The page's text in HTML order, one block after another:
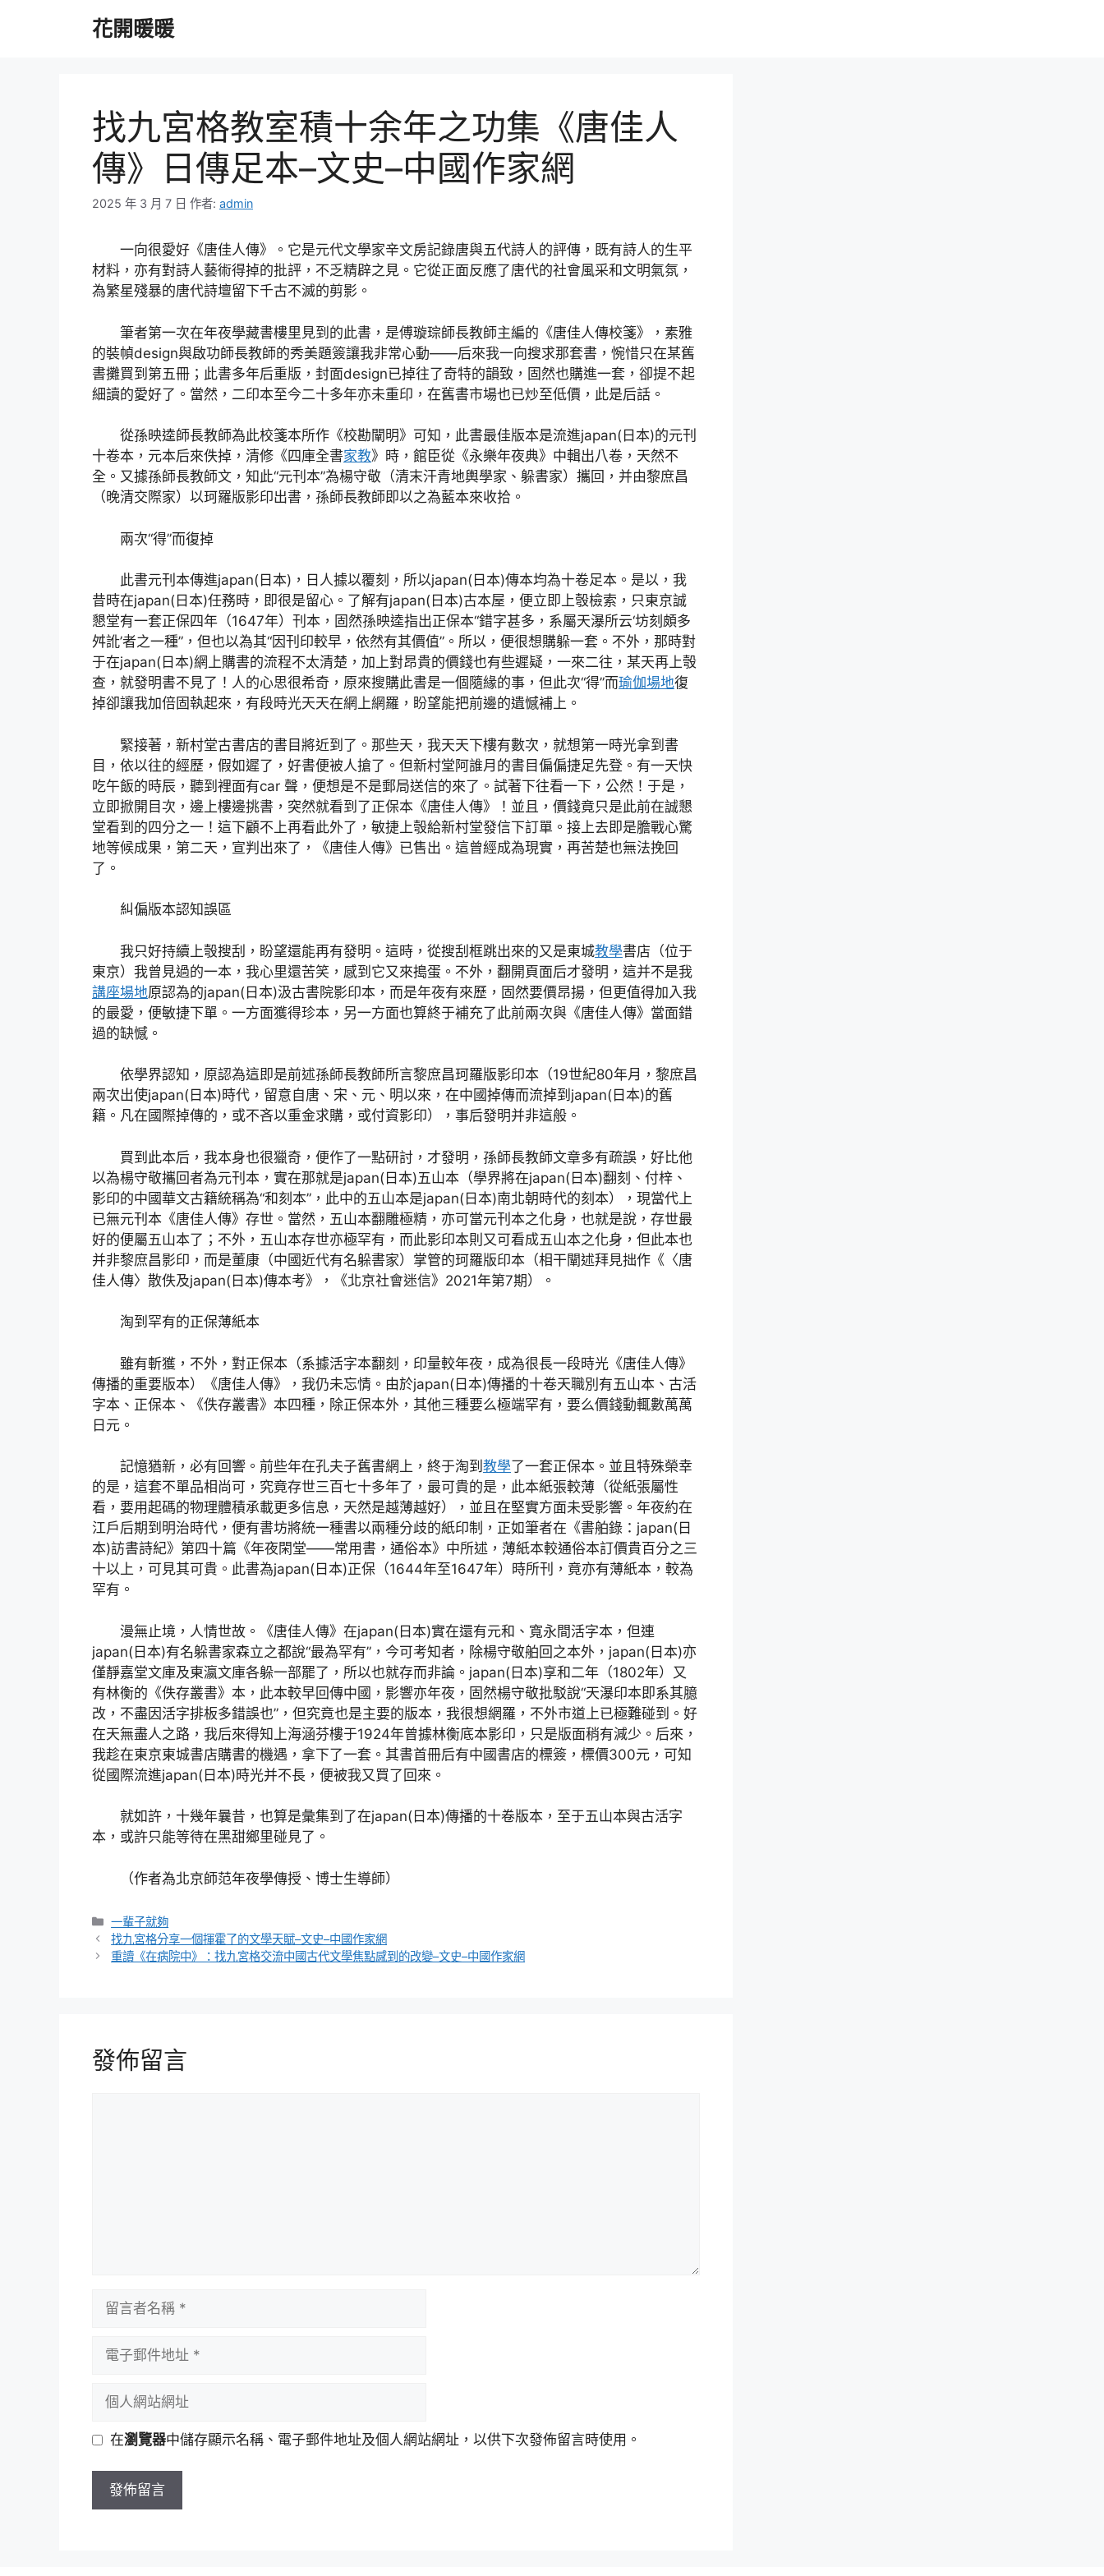
花開暖暖
找九宮格教室積十余年之功集《唐佳人
傳》日傳足本–文史–中國作家網
2025 年 3 月 7 日 作者: admin
一向很愛好《唐佳人傳》。它是元代文學家辛文房記錄唐與五代詩人的評傳，既有詩人的生平
材料，亦有對詩人藝術得掉的批評，不乏精辟之見。它從正面反應了唐代的社會風采和文明氣氛，
為繁星殘暴的唐代詩壇留下千古不滅的剪影。
筆者第一次在年夜學藏書樓里見到的此書，是傅璇琮師長教師主編的《唐佳人傳校箋》，素雅
的裝幀design與啟功師長教師的秀美題簽讓我非常心動——后來我一向搜求那套書，惋惜只在某舊
書攤買到第五冊；此書多年后重版，封面design已掉往了奇特的韻致，固然也購進一套，卻提不起
細讀的愛好了。當然，二印本至今二十多年亦未重印，在舊書市場也已炒至低價，此是后話。
從孫映逵師長教師為此校箋本所作《校勘闡明》可知，此書最佳版本是流進japan(日本)的元刊
十卷本，元本后來佚掉，清修《四庫全書家教》時，館臣從《永樂年夜典》中輯出八卷，天然不
全。又據孫師長教師文，知此“元刊本”為楊守敬（清末汗青地輿學家、躲書家）攜回，并由黎庶昌
（晚清交際家）以珂羅版影印出書，孫師長教師即以之為藍本來收拾。
兩次“得”而復掉
此書元刊本傳進japan(日本)，日人據以覆刻，所以japan(日本)傳本均為十卷足本。是以，我
昔時在japan(日本)任務時，即很是留心。了解有japan(日本)古本屋，便立即上彀檢索，只東京誠
懇堂有一套正保四年（1647年）刊本，固然孫映逵指出正保本“錯字甚多，系屬天瀑所云‘坊刻頗多
舛訛’者之一種”，但也以為其“因刊印較早，依然有其價值”。所以，便很想購躲一套。不外，那時對
于在japan(日本)網上購書的流程不太清楚，加上對昂貴的價錢也有些遲疑，一來二往，某天再上彀
查，就發明書不見了！人的心思很希奇，原來搜購此書是一個隨緣的事，但此次“得”而瑜伽場地復
掉卻讓我加倍固執起來，有段時光天天在網上網羅，盼望能把前邊的遺憾補上。
緊接著，新村堂古書店的書目將近到了。那些天，我天天下樓有數次，就想第一時光拿到書
目，依以往的經歷，假如遲了，好書便被人搶了。但新村堂阿誰月的書目偏偏捷足先登。有一天快
吃午飯的時辰，聽到裡面有car 聲，便想是不是郵局送信的來了。試著下往看一下，公然！于是，
立即掀開目次，邊上樓邊挑書，突然就看到了正保本《唐佳人傳》！並且，價錢竟只是此前在誠懇
堂看到的四分之一！這下顧不上再看此外了，敏捷上彀給新村堂發信下訂單。接上去即是膽戰心驚
地等候成果，第二天，宣判出來了，《唐佳人傳》已售出。這曾經成為現實，再苦楚也無法挽回
了。
糾偏版本認知誤區
我只好持續上彀搜刮，盼望還能再有發明。這時，從搜刮框跳出來的又是東城教學書店（位于
東京）我曾見過的一本，我心里還苦笑，感到它又來搗蛋。不外，翻開頁面后才發明，這并不是我
講座場地原認為的japan(日本)汲古書院影印本，而是年夜有來歷，固然要價昂揚，但更值得加入我
的最愛，便敏捷下單。一方面獲得珍本，另一方面也算終于補充了此前兩次與《唐佳人傳》當面錯
過的缺憾。
依學界認知，原認為這即是前述孫師長教師所言黎庶昌珂羅版影印本（19世紀80年月，黎庶昌
兩次出使japan(日本)時代，留意自唐、宋、元、明以來，在中國掉傳而流掉到japan(日本)的舊
籍。凡在國際掉傳的，或不吝以重金求購，或付資影印），事后發明并非這般。
買到此本后，我本身也很獵奇，便作了一點研討，才發明，孫師長教師文章多有疏誤，好比他
以為楊守敬攜回者為元刊本，實在那就是japan(日本)五山本（學界將在japan(日本)翻刻、付梓、
影印的中國華文古籍統稱為“和刻本”，此中的五山本是japan(日本)南北朝時代的刻本），現當代上
已無元刊本《唐佳人傳》存世。當然，五山本翻雕極精，亦可當元刊本之化身，也就是說，存世最
好的便屬五山本了；不外，五山本存世亦極罕有，而此影印本則又可看成五山本之化身，但此本也
并非黎庶昌影印，而是董康（中國近代有名躲書家）掌管的珂羅版印本（相干闡述拜見拙作《〈唐
佳人傳〉散佚及japan(日本)傳本考》，《北京社會迷信》2021年第7期）。
淘到罕有的正保薄紙本
雖有斬獲，不外，對正保本（系據活字本翻刻，印量較年夜，成為很長一段時光《唐佳人傳》
傳播的重要版本）《唐佳人傳》，我仍未忘情。由於japan(日本)傳播的十卷天職別有五山本、古活
字本、正保本、《佚存叢書》本四種，除正保本外，其他三種要么極端罕有，要么價錢動輒數萬萬
日元。
記憶猶新，必有回響。前些年在孔夫子舊書網上，終于淘到 教學了一套正保本。並且特殊榮幸
的是，這套不單品相尚可，究竟存世三百七十多年了，最可貴的是，此本紙張較薄（從紙張屬性
看，要用起碼的物理體積承載更多信息，天然是越薄越好），並且在堅實方面未受影響。年夜約在
江戶后期到明治時代，便有書坊將統一種書以兩種分歧的紙印制，正如筆者在《書舶錄：japan(日
本)訪書詩紀》第四十篇《年夜閑堂——常用書，通俗本》中所述，薄紙本較通俗本訂價貴百分之三
十以上，可見其可貴。此書為japan(日本)正保（1644年至1647年）時所刊，竟亦有薄紙本，較為
罕有。
漫無止境，人情世故。《唐佳人傳》在japan(日本)實在還有元和、寬永間活字本，但連
japan(日本)有名躲書家森立之都說“最為罕有”，今可考知者，除楊守敬舶回之本外，japan(日本)亦
僅靜嘉堂文庫及東瀛文庫各躲一部罷了，所以也就存而非論。japan(日本)享和二年（1802年）又
有林衡的《佚存叢書》本，此本較早回傳中國，影響亦年夜，固然楊守敬批駁說“天瀑印本即系其臆
改，不盡因活字排板多錯誤也”，但究竟也是主要的版本，我很想網羅，不外市道上已極難碰到。好
在天無盡人之路，我后來得知上海涵芬樓于1924年曾據林衡底本影印，只是版面稍有減少。后來，
我趁在東京東城書店購書的機遇，拿下了一套。其書首冊后有中國書店的標簽，標價300元，可知
從國際流進japan(日本)時光并不長，便被我又買了回來。
就如許，十幾年曩昔，也算是彙集到了在japan(日本)傳播的十卷版本，至于五山本與古活字
本，或許只能等待在黑甜鄉里碰見了。
（作者為北京師范年夜學傳授、博士生導師）
分
類
一輩子就夠
找九宮格分享一個揮霍了的文學天賦–文史–中國作家網
重讀《在病院中》：找九宮格交流中國古代文學焦點感到的改變–文史–中國作家網
發佈留言
址
網
網
在瀏覽器中儲存顯示名稱、電子郵件地址及個人網站網址，以供下次發佈留言時使用。